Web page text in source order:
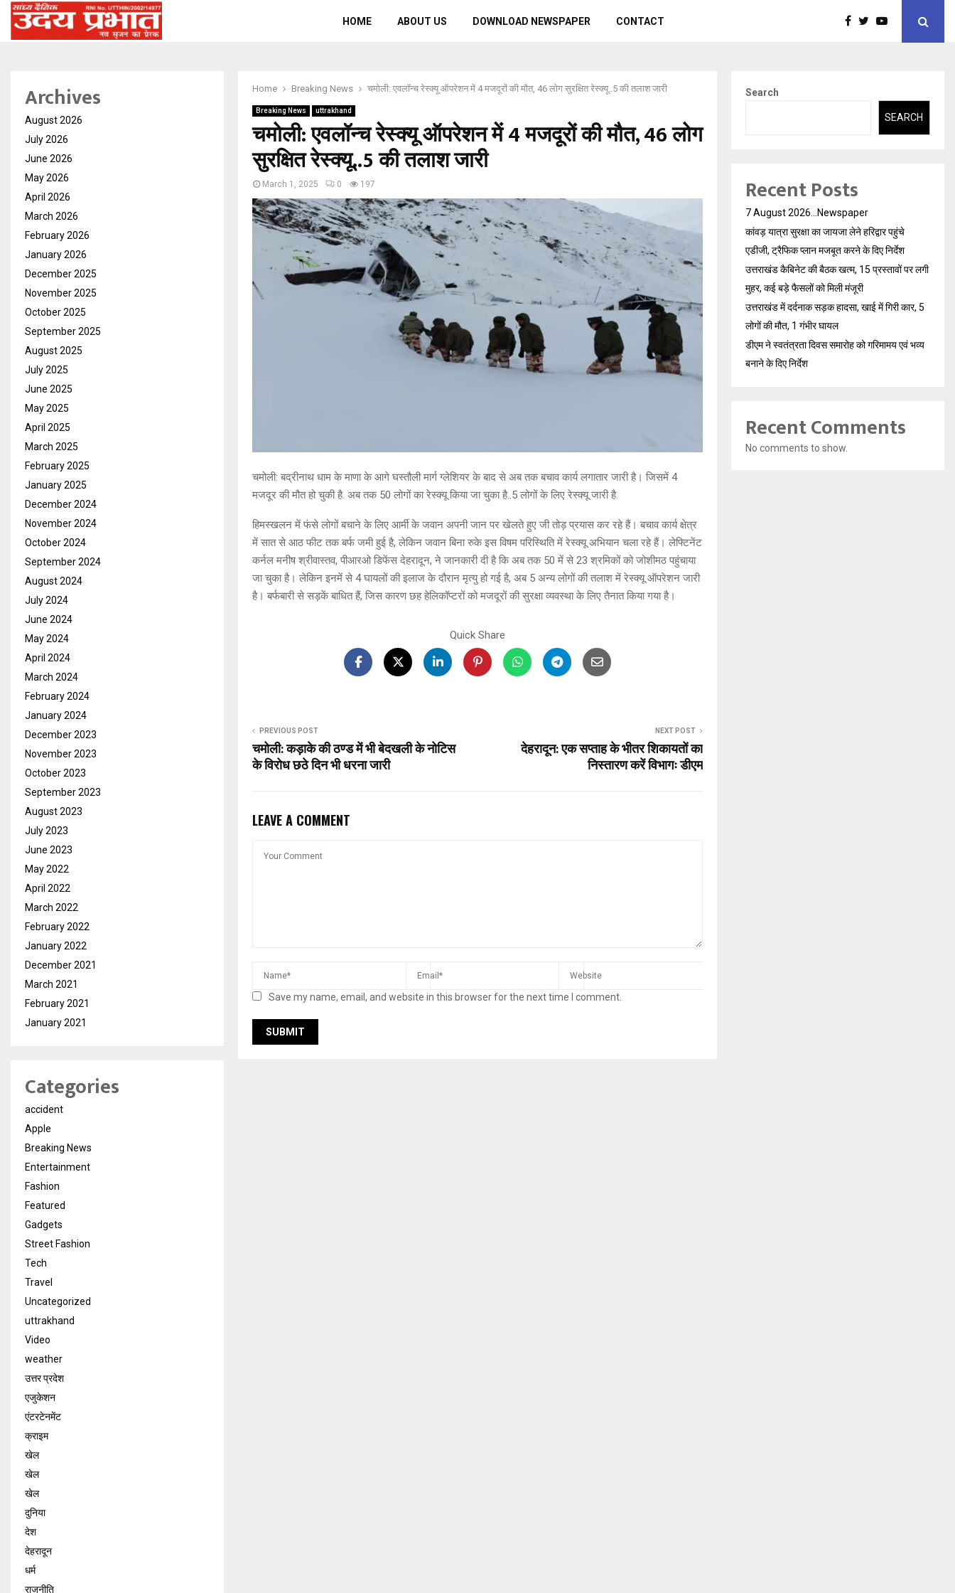
HOME ABOUT US DOWNLOAD NEWSPAPER CONTACT
Home Breaking News चमोली: एवलॉन्च रेस्क्यू ऑपरेशन में 4 मजदूरों की मौत, 46 लोग सुरक्षित रेस्क्यू..5 की तलाश जारी
Breaking News uttrakhand
चमोली: एवलॉन्च रेस्क्यू ऑपरेशन में 4 मजदूरों की मौत, 46 लोग
सुरक्षित रेस्क्यू..5 की तलाश जारी
March 1, 2025 0 197
चमोली: बद्रीनाथ धाम के माणा के आगे घस्तौली मार्ग ग्लेशियर के बाद से अब तक बचाव कार्य लगातार जारी है। जिसमें 4
मजदूर की मौत हो चुकी है. अब तक 50 लोगों का रेस्क्यू किया जा चुका है..5 लोगों के लिए रेस्क्यू जारी है.
हिमस्खलन में फंसे लोगों बचाने के लिए आर्मी के जवान अपनी जान पर खेलते हुए जी तोड़ प्रयास कर रहे हैं। बचाव कार्य क्षेत्र
में सात से आठ फीट तक बर्फ जमी हुई है, लेकिन जवान बिना रुके इस विषम परिस्थिति में रेस्क्यू अभियान चला रहे हैं। लेफ्टिनेंट
कर्नल मनीष श्रीवास्तव, पीआरओ डिफेंस देहरादून, ने जानकारी दी है कि अब तक 50 में से 23 श्रमिकों को जोशीमठ पहुंचाया
जा चुका है। लेकिन इनमें से 4 घायलों की इलाज के दौरान मृत्यु हो गई है, अब 5 अन्य लोगों की तलाश में रेस्क्यू ऑपरेशन जारी
है। बर्फबारी से सड़कें बाधित हैं, जिस कारण छह हेलिकॉप्टरों को मजदूरों की सुरक्षा व्यवस्था के लिए तैनात किया गया है।
Quick Share
PREVIOUS POST
चमोली: कड़ाके की ठण्ड में भी बेदखली के नोटिस
के विरोध छठे दिन भी धरना जारी
NEXT POST
देहरादून: एक सप्ताह के भीतर शिकायतों का
निस्तारण करें विभागः डीएम
LEAVE A COMMENT
Save my name, email, and website in this browser for the next time I comment.
Archives
August 2026
July 2026
June 2026
May 2026
April 2026
March 2026
February 2026
January 2026
December 2025
November 2025
October 2025
September 2025
August 2025
July 2025
June 2025
May 2025
April 2025
March 2025
February 2025
January 2025
December 2024
November 2024
October 2024
September 2024
August 2024
July 2024
June 2024
May 2024
April 2024
March 2024
February 2024
January 2024
December 2023
November 2023
October 2023
September 2023
August 2023
July 2023
June 2023
May 2022
April 2022
March 2022
February 2022
January 2022
December 2021
March 2021
February 2021
January 2021
Categories
accident
Apple
Breaking News
Entertainment
Fashion
Featured
Gadgets
Street Fashion
Tech
Travel
Uncategorized
uttrakhand
Video
weather
उत्तर प्रदेश
एजुकेशन
एंटरटेनमेंट
क्राइम
खेल
खेल
खेल
दुनिया
देश
देहरादून
धर्म
राजनीति
Search
SEARCH
Recent Posts
7 August 2026…Newspaper
कांवड़ यात्रा सुरक्षा का जायजा लेने हरिद्वार पहुंचे
एडीजी, ट्रैफिक प्लान मजबूत करने के दिए निर्देश
उत्तराखंड कैबिनेट की बैठक खत्म, 15 प्रस्तावों पर लगी
मुहर, कई बड़े फैसलों को मिली मंजूरी
उत्तराखंड में दर्दनाक सड़क हादसा, खाई में गिरी कार, 5
लोगों की मौत, 1 गंभीर घायल
डीएम ने स्वतंत्रता दिवस समारोह को गरिमामय एवं भव्य
बनाने के दिए निर्देश
Recent Comments
No comments to show.